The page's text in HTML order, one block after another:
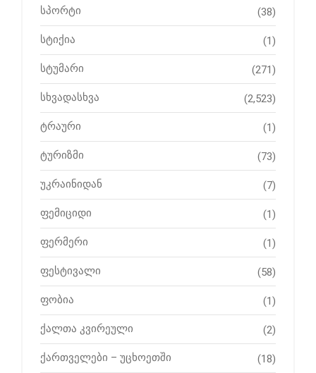
სპორტი (38)
სტიქია (1)
სტუმარი (271)
სხვადასხვა (2,523)
ტრაური (1)
ტურიზმი (73)
უკრაინიდან (7)
ფემიციდი (1)
ფერმერი (1)
ფესტივალი (58)
ფობია (1)
ქალთა კვირეული (2)
ქართველები – უცხოეთში (18)